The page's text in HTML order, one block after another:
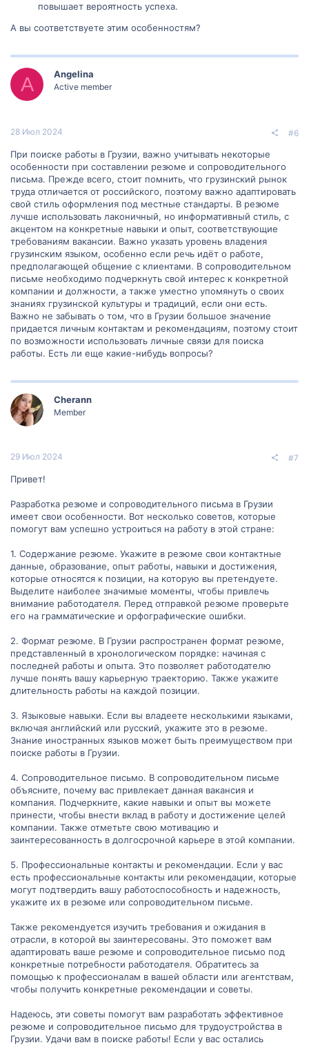
повышает вероятность успеха.
А вы соответствуете этим особенностям?
A Angelina
Active member
28 Июл 2024 #6
При поиске работы в Грузии, важно учитывать некоторые
особенности при составлении резюме и сопроводительного
письма. Прежде всего, стоит помнить, что грузинский рынок
труда отличается от российского, поэтому важно адаптировать
свой стиль оформления под местные стандарты. В резюме
лучше использовать лаконичный, но информативный стиль, с
акцентом на конкретные навыки и опыт, соответствующие
требованиям вакансии. Важно указать уровень владения
грузинским языком, особенно если речь идёт о работе,
предполагающей общение с клиентами. В сопроводительном
письме необходимо подчеркнуть свой интерес к конкретной
компании и должности, а также уместно упомянуть о своих
знаниях грузинской культуры и традиций, если они есть.
Важно не забывать о том, что в Грузии большое значение
придается личным контактам и рекомендациям, поэтому стоит
по возможности использовать личные связи для поиска
работы. Есть ли еще какие-нибудь вопросы?
Cherann
Member
29 Июл 2024 #7
Привет!
Разработка резюме и сопроводительного письма в Грузии
имеет свои особенности. Вот несколько советов, которые
помогут вам успешно устроиться на работу в этой стране:
1. Содержание резюме. Укажите в резюме свои контактные
данные, образование, опыт работы, навыки и достижения,
которые относятся к позиции, на которую вы претендуете.
Выделите наиболее значимые моменты, чтобы привлечь
внимание работодателя. Перед отправкой резюме проверьте
его на грамматические и орфографические ошибки.
2. Формат резюме. В Грузии распространен формат резюме,
представленный в хронологическом порядке: начиная с
последней работы и опыта. Это позволяет работодателю
лучше понять вашу карьерную траекторию. Также укажите
длительность работы на каждой позиции.
3. Языковые навыки. Если вы владеете несколькими языками,
включая английский или русский, укажите это в резюме.
Знание иностранных языков может быть преимуществом при
поиске работы в Грузии.
4. Сопроводительное письмо. В сопроводительном письме
объясните, почему вас привлекает данная вакансия и
компания. Подчеркните, какие навыки и опыт вы можете
принести, чтобы внести вклад в работу и достижение целей
компании. Также отметьте свою мотивацию и
заинтересованность в долгосрочной карьере в этой компании.
5. Профессиональные контакты и рекомендации. Если у вас
есть профессиональные контакты или рекомендации, которые
могут подтвердить вашу работоспособность и надежность,
укажите их в резюме или сопроводительном письме.
Также рекомендуется изучить требования и ожидания в
отрасли, в которой вы заинтересованы. Это поможет вам
адаптировать ваше резюме и сопроводительное письмо под
конкретные потребности работодателя. Обратитесь за
помощью к профессионалам в вашей области или агентствам,
чтобы получить конкретные рекомендации и советы.
Надеюсь, эти советы помогут вам разработать эффективное
резюме и сопроводительное письмо для трудоустройства в
Грузии. Удачи вам в поиске работы! Если у вас остались